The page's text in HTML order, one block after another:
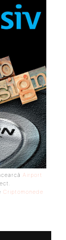
Airport
Criptomonede